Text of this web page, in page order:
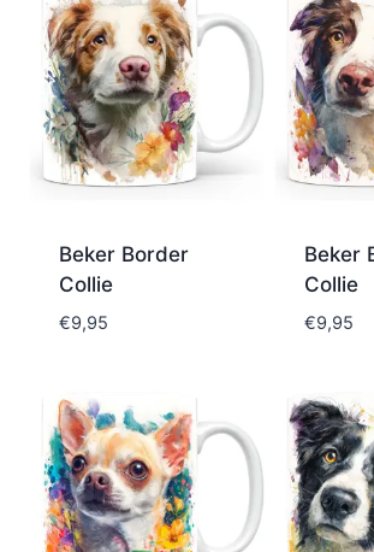
Beker Border
Collie
€9,95
Beker
Collie
€9,95